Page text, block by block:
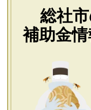
総社
補助金